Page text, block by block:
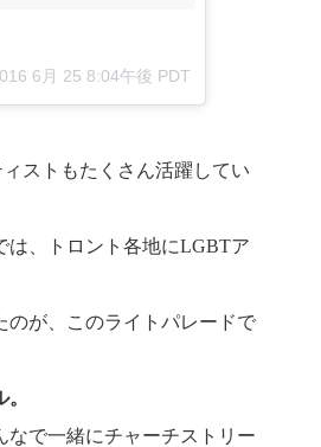
6月 25 8:04午後 PDT
ストもたくさん活躍してい
は、トロント各地にLGBTア
のが、このライトパレードで
なで一緒にチャーチストリー